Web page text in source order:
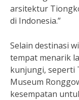
arsitektur
di Indonesia.”
Selain destinasi
tempat menarik
kunjungi, seperti
Museum
kesempatan